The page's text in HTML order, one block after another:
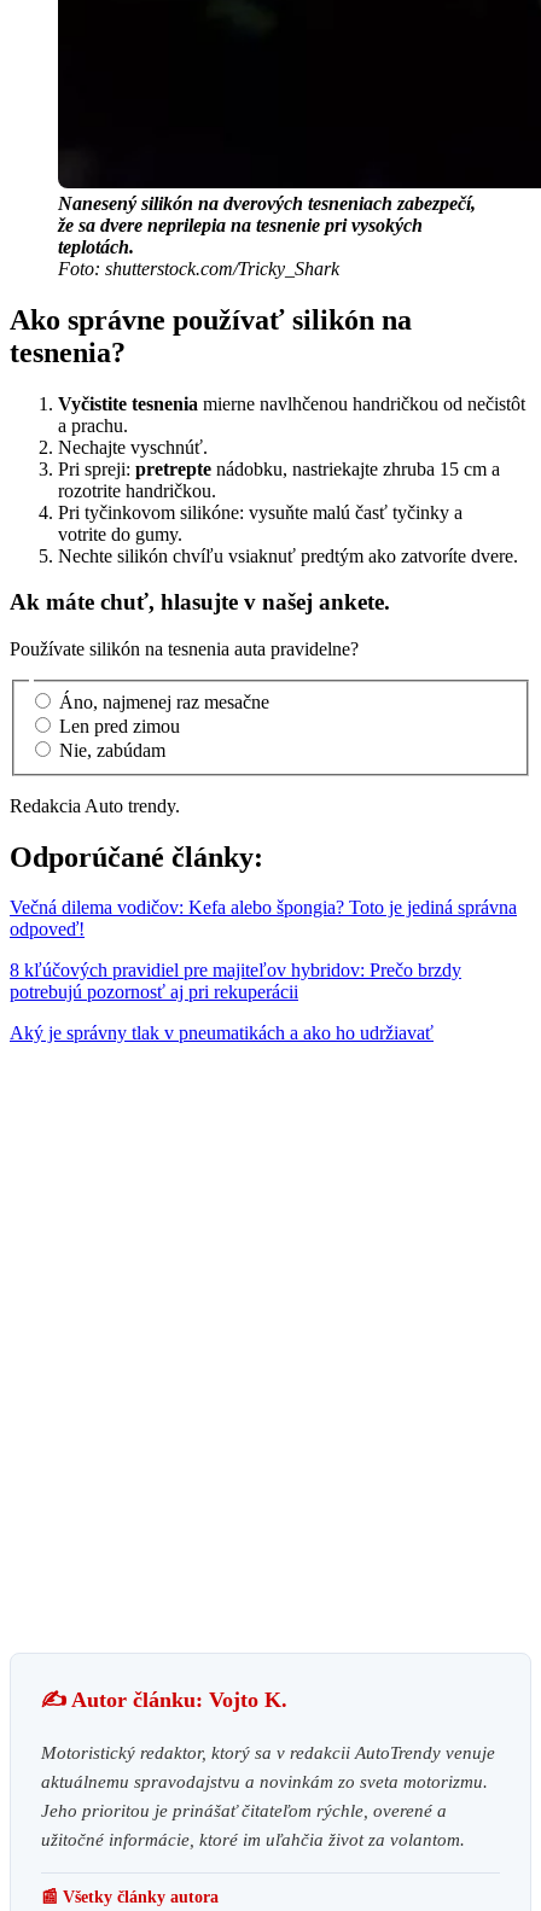
Nanesený silikón na dverových tesneniach zabezpečí,
že sa dvere neprilepia na tesnenie pri vysokých
teplotách.
Foto: shutterstock.com/Tricky_Shark
Ako správne používať silikón na
tesnenia?
Vyčistite tesnenia mierne navlhčenou handričkou od nečistôt
a prachu.
Nechajte vyschnúť.
Pri spreji: pretrepte nádobku, nastriekajte zhruba 15 cm a
rozotrite handričkou.
Pri tyčinkovom silikóne: vysuňte malú časť tyčinky a
votrite do gumy.
Nechte silikón chvíľu vsiaknuť predtým ako zatvoríte dvere.
Ak máte chuť, hlasujte v našej ankete.
Používate silikón na tesnenia auta pravidelne?
Áno, najmenej raz mesačne
Len pred zimou
Nie, zabúdam
Redakcia Auto trendy.
Odporúčané články:
Večná dilema vodičov: Kefa alebo špongia? Toto je jediná správna
odpoveď!
8 kľúčových pravidiel pre majiteľov hybridov: Prečo brzdy
potrebujú pozornosť aj pri rekuperácii
Aký je správny tlak v pneumatikách a ako ho udržiavať
✍️ Autor článku: Vojto K.
Motoristický redaktor, ktorý sa v redakcii AutoTrendy venuje
aktuálnemu spravodajstvu a novinkám zo sveta motorizmu.
Jeho prioritou je prinášať čitateľom rýchle, overené a
užitočné informácie, ktoré im uľahčia život za volantom.
📰 Všetky články autora